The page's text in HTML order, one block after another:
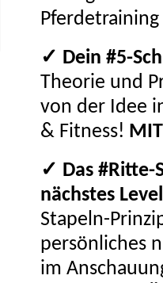
✓ Dein #5-
Theorie und
von der Idee
& Fitness!
✓ Das #Ritte-
nächstes
Stapeln-
persönliches
im